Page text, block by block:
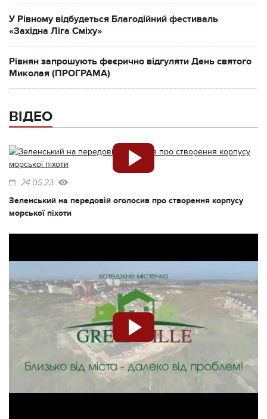
У Рівному відбудеться Благодійний фестиваль
«Західна Ліга Сміху»
Рівнян запрошують феєрично відгуляти День святого
Миколая (ПРОГРАМА)
ВІДЕО
24.05.23
Зеленський на передовій оголосив про створення корпусу
морської піхоти